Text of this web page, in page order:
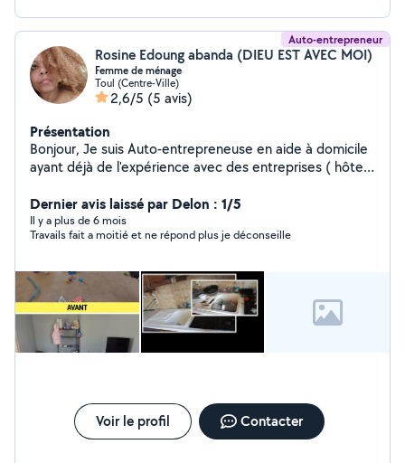
Auto-entrepreneur
Rosine Edoung abanda (DIEU EST AVEC MOI)
Femme de ménage
Toul (Centre-Ville)
2,6/5 (5 avis)
Présentation
Bonjour, Je suis Auto-entrepreneuse en aide à domicile
ayant déjà de l'expérience avec des entreprises ( hôtel,)
compétences et qualités en votre disposition.Je
m'occupe de tâches suivantes : le nettoyage des
bureaux * l'entretien de la maison : ménage et
;Vaisselle: *Nettoyage des sanitaires *Repassage
Disponibilité du lundi au samedi. N'hésitez plus à me
contacter, c'est moi la fée du logis pour faire briller
Dernier avis laissé par Delon : 1/5
Il y a plus de 6 mois
Travails fait a moitié et ne répond plus je déconseille
Voir le profil Contacter